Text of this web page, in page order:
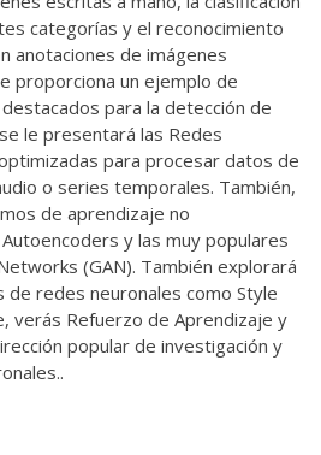
categorías y el reconocimiento
anotaciones de imágenes
proporciona un ejemplo de
para la detección de
le presentará las Redes
para procesar datos de
o series temporales. También,
de aprendizaje no
y las muy populares
(GAN). También explorará
de redes neuronales como Style
verás Refuerzo de Aprendizaje y
popular de investigación y